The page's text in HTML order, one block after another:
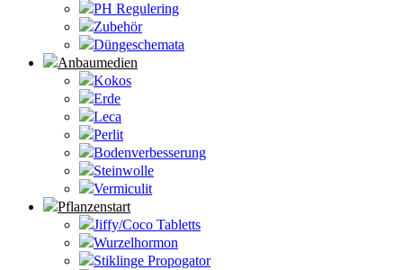
PH Regulering
Zubehör
Düngeschemata
Anbaumedien
Kokos
Erde
Leca
Perlit
Bodenverbesserung
Steinwolle
Vermiculit
Pflanzenstart
Jiffy/Coco Tabletts
Wurzelhormon
Stiklinge Propogator